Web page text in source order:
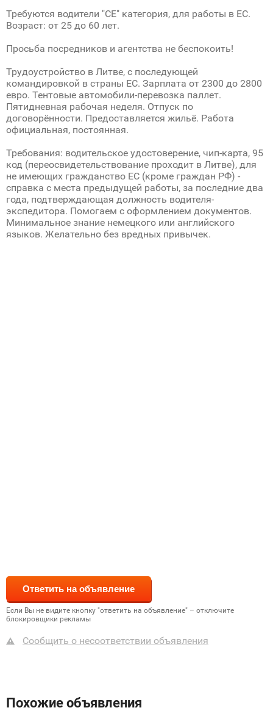
Требуются водители "СЕ" категория, для работы в ЕС.
Возраст: от 25 до 60 лет.
Просьба посредников и агентства не беспокоить!
Трудоустройство в Литве, с последующей
командировкой в страны ЕС. Зарплата от 2300 до 2800
евро. Тентовые автомобили-перевозка паллет.
Пятидневная рабочая неделя. Отпуск по
договорённости. Предоставляется жильё. Работа
официальная, постоянная.
Требования: водительское удостоверение, чип-карта, 95
код (переосвидетельствование проходит в Литве), для
не имеющих гражданство ЕС (кроме граждан РФ) -
справка с места предыдущей работы, за последние два
года, подтверждающая должность водителя-
экспедитора. Помогаем с оформлением документов.
Минимальное знание немецкого или английского
языков. Желательно без вредных привычек.
Если Вы не видите кнопку "ответить на объявление" – отключите
блокировщики рекламы
Сообщить о несоответствии объявления
Похожие объявления